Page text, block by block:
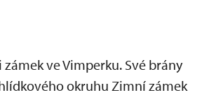
ve Vimperku. Své brány
okruhu Zimní zámek